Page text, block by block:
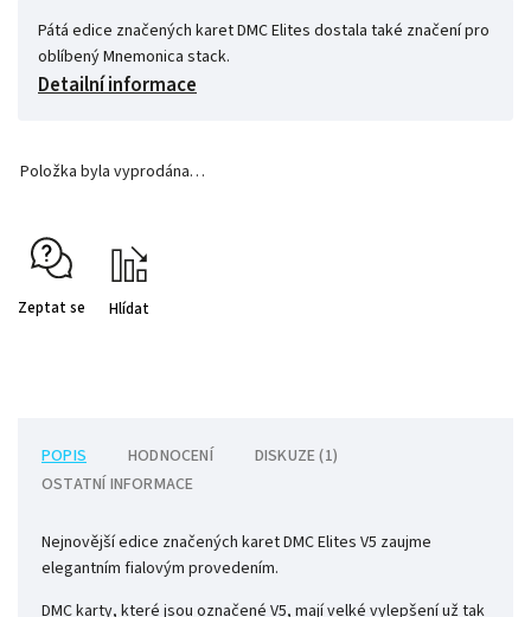
Pátá edice značených karet DMC Elites dostala také značení pro
oblíbený Mnemonica stack.
Detailní informace
Položka byla vyprodána…
Zeptat se Hlídat
POPIS HODNOCENÍ
DISKUZE (1)
OSTATNÍ INFORMACE
Nejnovější edice značených karet DMC Elites V5 zaujme
elegantním fialovým provedením.
DMC karty, které jsou označené V5, mají velké vylepšení už tak